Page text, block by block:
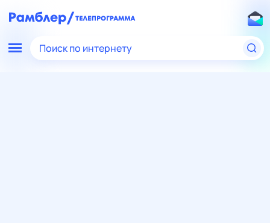
Поиск по интернету